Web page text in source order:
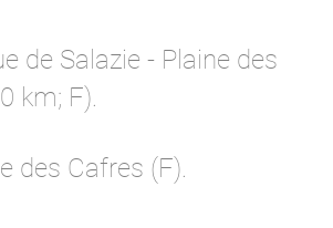
de Salazie - Plaine des
km; F).
des Cafres (F).